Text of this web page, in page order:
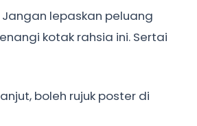
lepaskan peluang
kotak rahsia ini. Sertai
boleh rujuk poster di